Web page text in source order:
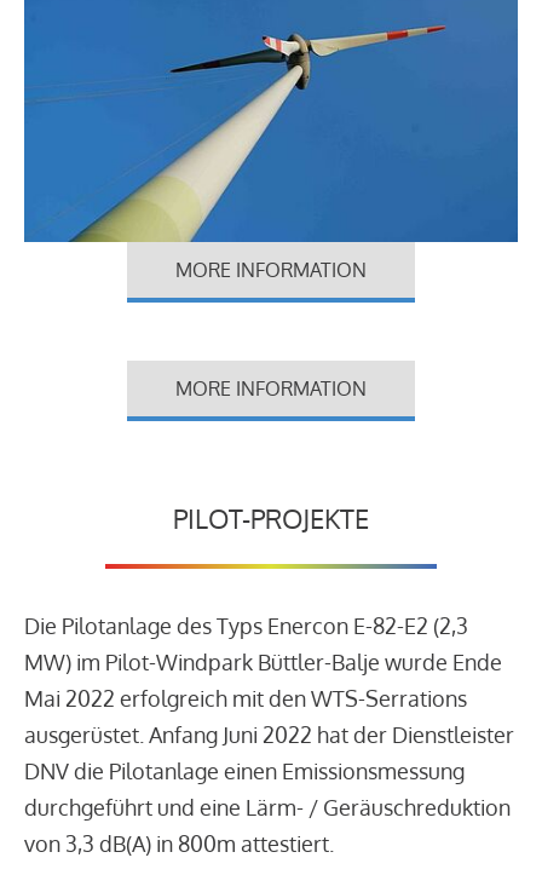
MORE INFORMATION
MORE INFORMATION
PILOT-PROJEKTE
Die Pilotanlage des Typs Enercon E-82-E2 (2,3
MW) im Pilot-Windpark Büttler-Balje wurde Ende
Mai 2022 erfolgreich mit den WTS-Serrations
ausgerüstet. Anfang Juni 2022 hat der Dienstleister
DNV die Pilotanlage einen Emissionsmessung
durchgeführt und eine Lärm- / Geräuschreduktion
von 3,3 dB(A) in 800m attestiert.